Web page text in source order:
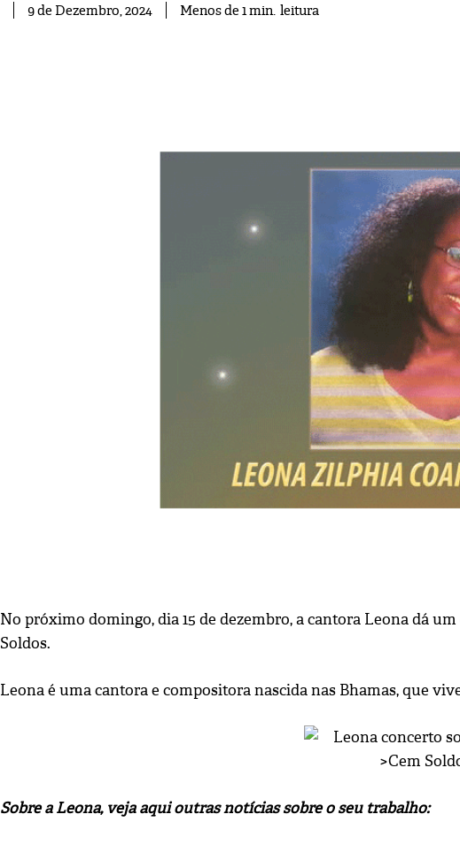
9 de Dezembro, 2024 Menos de 1min. leitura
No próximo domingo, dia 15 de dezembro, a cantora Leona dá
Soldos.
Leona é uma cantora e compositora nascida nas Bhamas, que
Sobre a Leona, veja aqui outras notícias sobre o seu trabalho: